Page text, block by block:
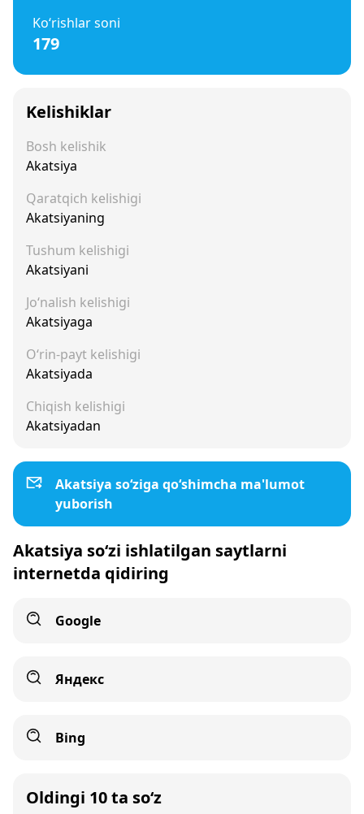
Ko‘rishlar soni
179
Kelishiklar
Bosh kelishik
Akatsiya
Qaratqich kelishigi
Akatsiyaning
Tushum kelishigi
Akatsiyani
Jo‘nalish kelishigi
Akatsiyaga
O‘rin-payt kelishigi
Akatsiyada
Chiqish kelishigi
Akatsiyadan
Akatsiya so‘ziga qo‘shimcha ma'lumot
yuborish
Akatsiya so‘zi ishlatilgan saytlarni
internetda qidiring
Google
Яндекс
Bing
Oldingi 10 ta so‘z